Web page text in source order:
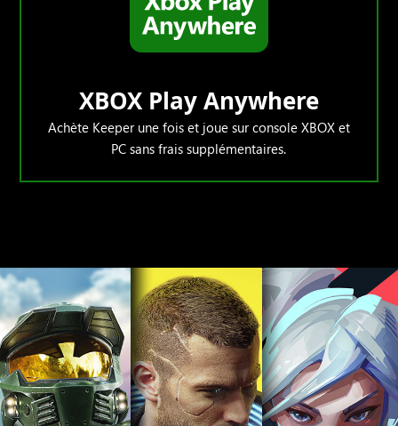
XBOX Play Anywhere
Achète Keeper une fois et joue sur console XBOX et
PC sans frais supplémentaires.